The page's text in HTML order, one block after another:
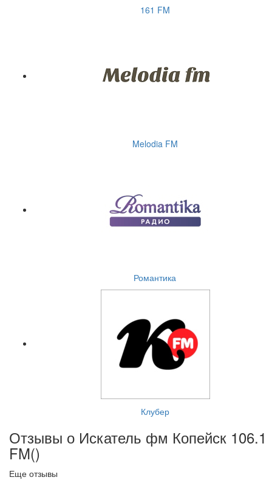
161 FM
Melodia FM
Романтика
Клубер
Отзывы о Искатель фм Копейск 106.1
FM()
Еще отзывы